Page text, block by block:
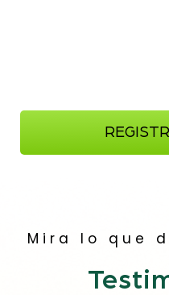
Mira lo que